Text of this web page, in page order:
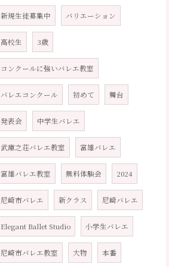
新規生徒募集中 バリエーション
高校生 3歳
コンクールに強いバレエ教室
バレエコンクール 初めて 舞台
発表会 中学生バレエ
武庫之荘バレエ教室 富雄バレエ
富雄バレエ教室 無料体験会 2024
尼崎市バレエ 新クラス 尼崎バレエ
Elegant Ballet Studio 小学生バレエ
尼崎市バレエ教室 大物 本番